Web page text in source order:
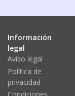
Información
legal
Aviso legal
Política de
privacidad